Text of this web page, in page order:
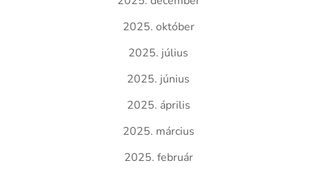
2025. október
2025. július
2025. június
2025. április
2025. március
2025. február